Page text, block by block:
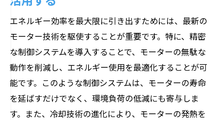
エネルギー効率を最大限に引き出すためには、最新の
モーター技術を駆使することが重要です。特に、精密
な制御システムを導入することで、モーターの無駄な
動作を削減し、エネルギー使用を最適化することが可
能です。このような制御システムは、モーターの寿命
を延ばすだけでなく、環境負荷の低減にも寄与しま
す。また、冷却技術の進化により、モーターの発熱を